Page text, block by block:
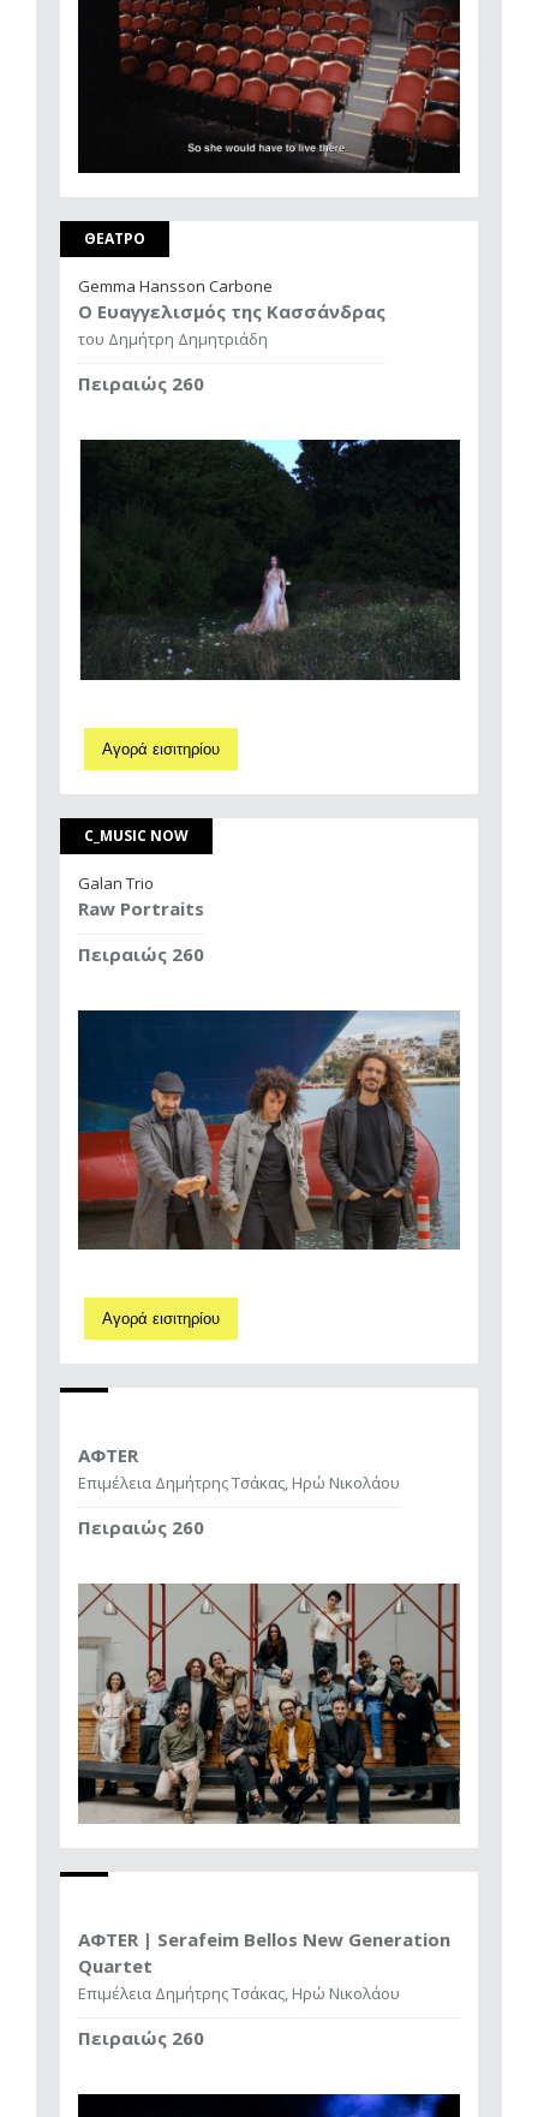
ΘΕΑΤΡΟ
Gemma Hansson Carbone
Ο Ευαγγελισμός της Κασσάνδρας
του Δημήτρη Δημητριάδη
Πειραιώς 260
Αγορά εισιτηρίου
C_MUSIC NOW
Galan Trio
Raw Portraits
Πειραιώς 260
Αγορά εισιτηρίου
AΦTER
Επιμέλεια Δημήτρης Τσάκας, Ηρώ Νικολάου
Πειραιώς 260
AΦTER | Serafeim Bellos New Generation
Quartet
Επιμέλεια Δημήτρης Τσάκας, Ηρώ Νικολάου
Πειραιώς 260